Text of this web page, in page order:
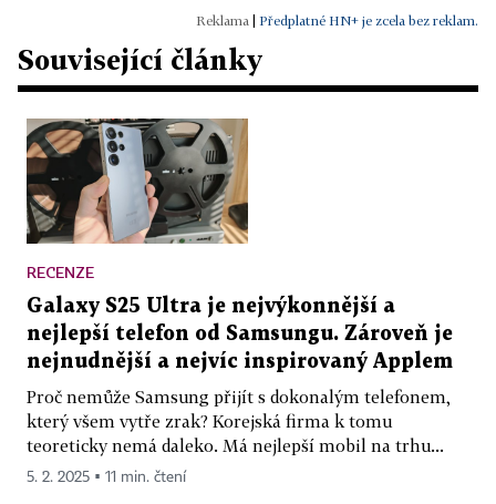
Předplatné HN+ je zcela bez reklam.
Související články
RECENZE
Galaxy S25 Ultra je nejvýkonnější a
nejlepší telefon od Samsungu. Zároveň je
nejnudnější a nejvíc inspirovaný Applem
Proč nemůže Samsung přijít s dokonalým telefonem,
který všem vytře zrak? Korejská firma k tomu
teoreticky nemá daleko. Má nejlepší mobil na trhu...
5. 2. 2025 ▪ 11 min. čtení